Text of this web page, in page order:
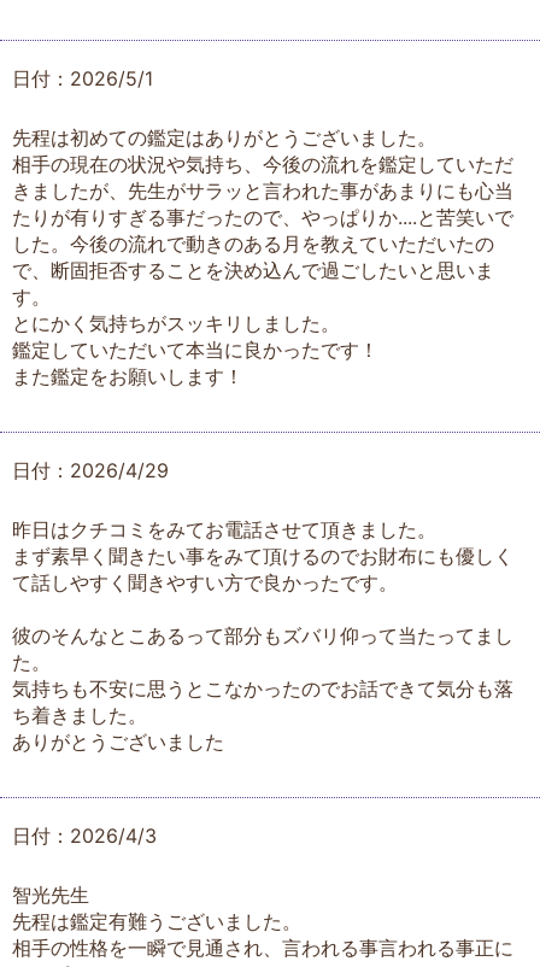
日付：2026/5/1
先程は初めての鑑定はありがとうございました。
相手の現在の状況や気持ち、今後の流れを鑑定していただ
きましたが、先生がサラッと言われた事があまりにも心当
たりが有りすぎる事だったので、やっぱりか....と苦笑いで
した。今後の流れで動きのある月を教えていただいたの
で、断固拒否することを決め込んで過ごしたいと思いま
す。
とにかく気持ちがスッキリしました。
鑑定していただいて本当に良かったです！
また鑑定をお願いします！
日付：2026/4/29
昨日はクチコミをみてお電話させて頂きました。
まず素早く聞きたい事をみて頂けるのでお財布にも優しく
て話しやすく聞きやすい方で良かったです。
彼のそんなとこあるって部分もズバリ仰って当たってまし
た。
気持ちも不安に思うとこなかったのでお話できて気分も落
ち着きました。
ありがとうございました
日付：2026/4/3
智光先生
先程は鑑定有難うございました。
相手の性格を一瞬で見通され、言われる事言われる事正に